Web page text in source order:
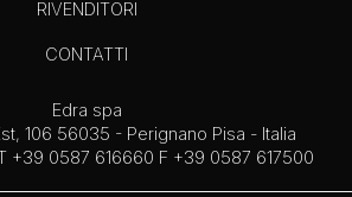
RIVENDITORI
CONTATTI
Edra spa
106 56035 - Perignano Pisa - Italia
+39 0587 616660 F +39 0587 617500